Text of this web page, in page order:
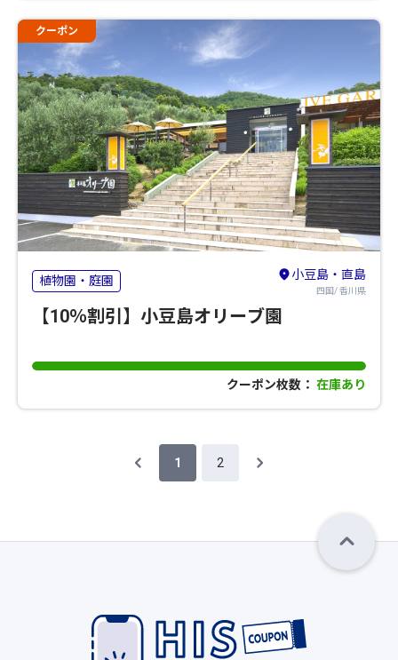
クーポン
植物園・庭園 小豆島・直島
四国/ 香川県
【10％割引】小豆島オリーブ園
クーポン枚数： 在庫あり
1 2